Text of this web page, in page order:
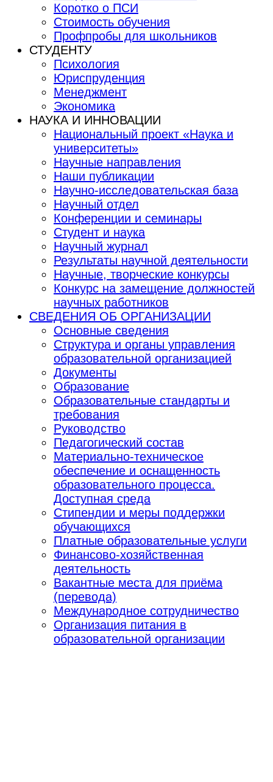
Коротко о ПСИ
Стоимость обучения
Профпробы для школьников
СТУДЕНТУ
Психология
Юриспруденция
Менеджмент
Экономика
НАУКА И ИННОВАЦИИ
Национальный проект «Наука и
университеты»
Научные направления
Наши публикации
Научно-исследовательская база
Научный отдел
Конференции и семинары
Студент и наука
Научный журнал
Результаты научной деятельности
Научные, творческие конкурсы
Конкурс на замещение должностей
научных работников
СВЕДЕНИЯ ОБ ОРГАНИЗАЦИИ
Основные сведения
Структура и органы управления
образовательной организацией
Документы
Образование
Образовательные стандарты и
требования
Руководство
Педагогический состав
Материально-техническое
обеспечение и оснащенность
образовательного процесса.
Доступная среда
Стипендии и меры поддержки
обучающихся
Платные образовательные услуги
Финансово-хозяйственная
деятельность
Вакантные места для приёма
(перевода)
Международное сотрудничество
Организация питания в
образовательной организации